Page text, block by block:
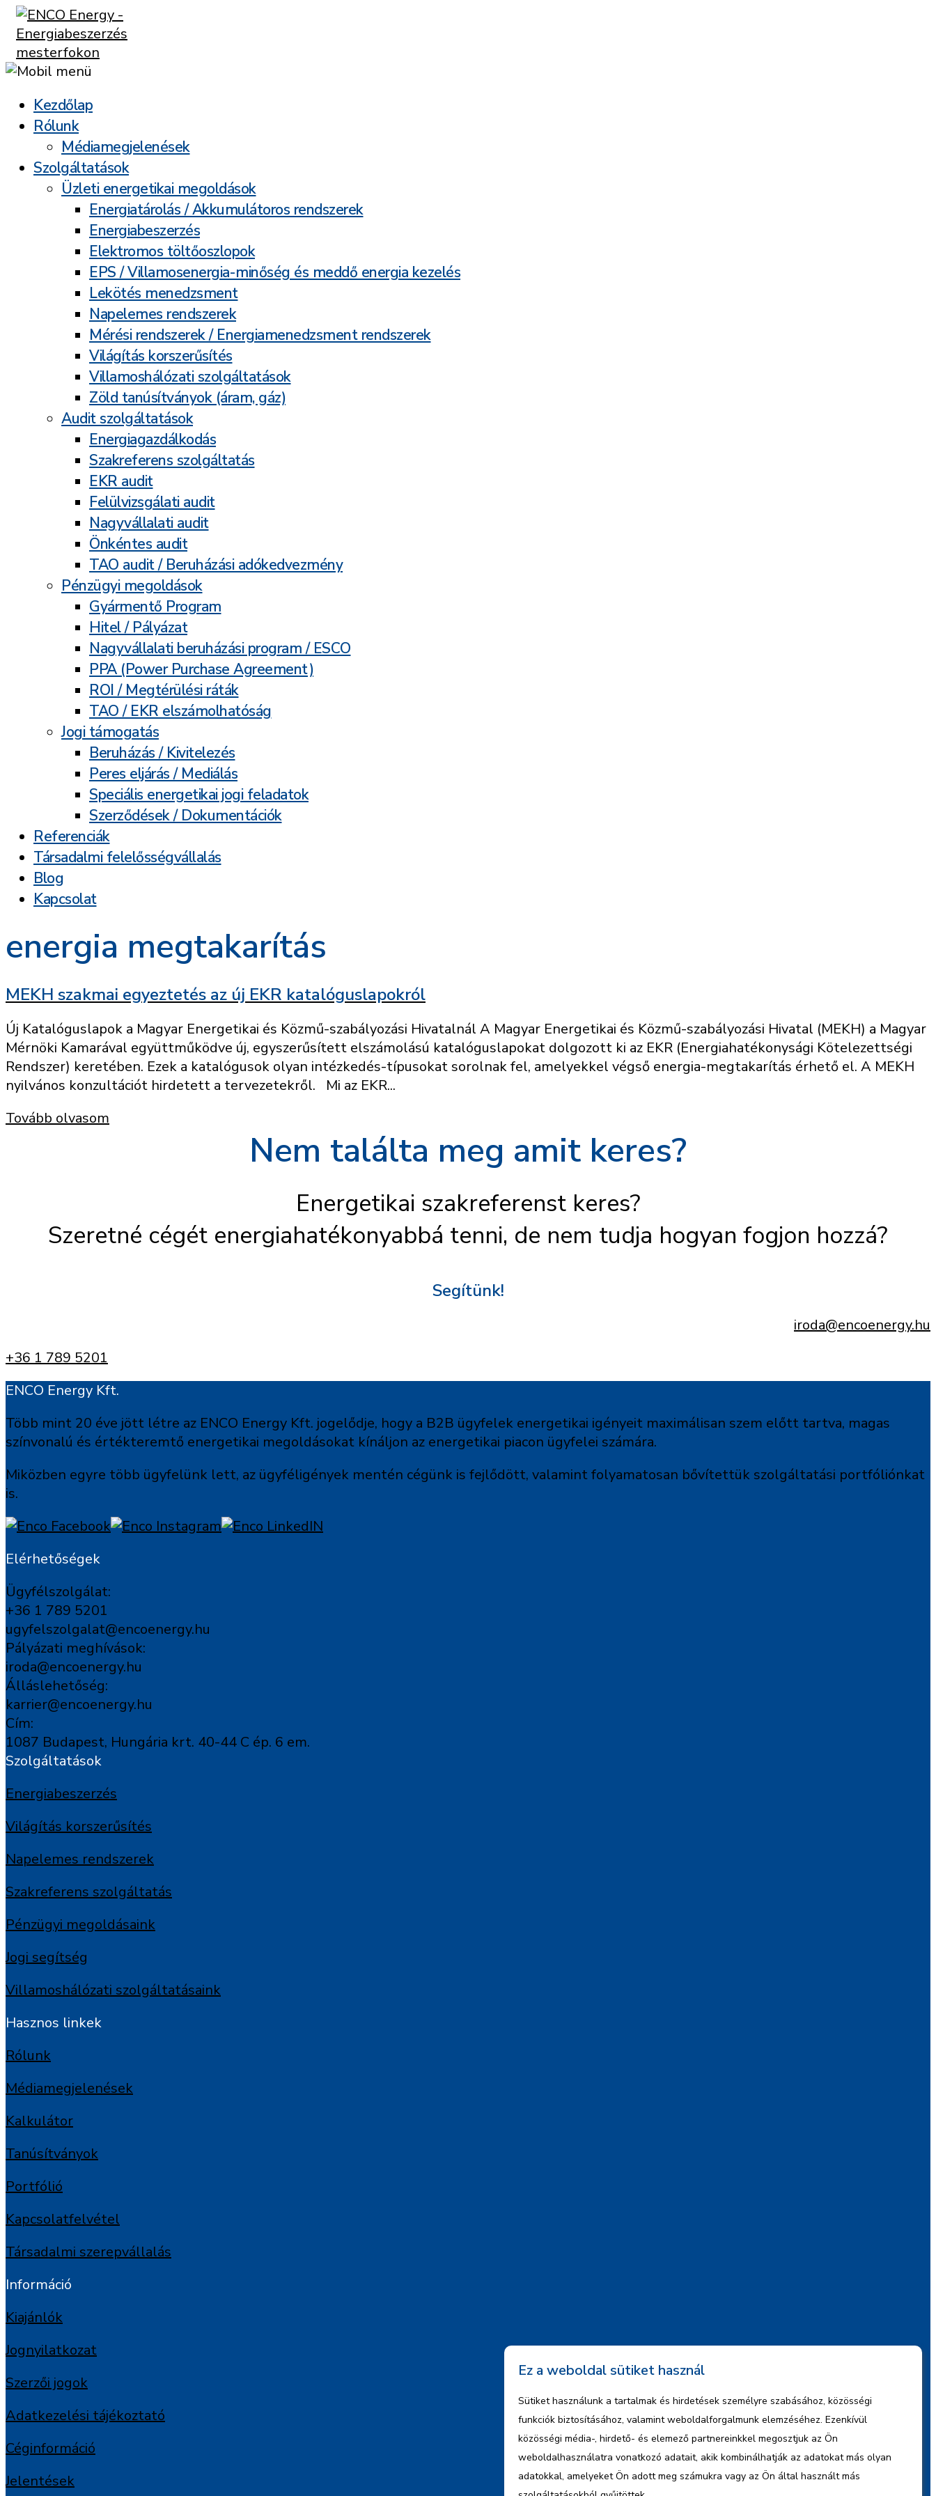
Kezdőlap
Rólunk
Médiamegjelenések
Szolgáltatások
Üzleti energetikai megoldások
Energiatárolás / Akkumulátoros rendszerek
Energiabeszerzés
Elektromos töltőoszlopok
EPS / Villamosenergia-minőség és meddő energia kezelés
Lekötés menedzsment
Napelemes rendszerek
Mérési rendszerek / Energiamenedzsment rendszerek
Világítás korszerűsítés
Villamoshálózati szolgáltatások
Zöld tanúsítványok (áram, gáz)
Audit szolgáltatások
Energiagazdálkodás
Szakreferens szolgáltatás
EKR audit
Felülvizsgálati audit
Nagyvállalati audit
Önkéntes audit
TAO audit / Beruházási adókedvezmény
Pénzügyi megoldások
Gyármentő Program
Hitel / Pályázat
Nagyvállalati beruházási program / ESCO
PPA (Power Purchase Agreement)
ROI / Megtérülési ráták
TAO / EKR elszámolhatóság
Jogi támogatás
Beruházás / Kivitelezés
Peres eljárás / Mediálás
Speciális energetikai jogi feladatok
Szerződések / Dokumentációk
Referenciák
Társadalmi felelősségvállalás
Blog
Kapcsolat
energia megtakarítás
MEKH szakmai egyeztetés az új EKR katalóguslapokról
Új Katalóguslapok a Magyar Energetikai és Közmű-szabályozási Hivatalnál A Magyar Energetikai és Közmű-szabályozási Hivatal (MEKH) a Magyar
Mérnöki Kamarával együttműködve új, egyszerűsített elszámolású katalóguslapokat dolgozott ki az EKR (Energiahatékonysági Kötelezettségi
Rendszer) keretében. Ezek a katalógusok olyan intézkedés-típusokat sorolnak fel, amelyekkel végső energia-megtakarítás érhető el. A MEKH
nyilvános konzultációt hirdetett a tervezetekről. Mi az EKR...
Tovább olvasom
Nem találta meg amit keres?
Energetikai szakreferenst keres?
Szeretné cégét energiahatékonyabbá tenni, de nem tudja hogyan fogjon hozzá?
Segítünk!
iroda@encoenergy.hu
+36 1 789 5201
ENCO Energy Kft.
Több mint 20 éve jött létre az ENCO Energy Kft. jogelődje, hogy a B2B ügyfelek energetikai igényeit maximálisan szem előtt tartva, magas
színvonalú és értékteremtő energetikai megoldásokat kínáljon az energetikai piacon ügyfelei számára.
Miközben egyre több ügyfelünk lett, az ügyféligények mentén cégünk is fejlődött, valamint folyamatosan bővítettük szolgáltatási portfóliónkat
is.
Elérhetőségek
Ügyfélszolgálat:
+36 1 789 5201
ugyfelszolgalat@encoenergy.hu
Pályázati meghívások:
iroda@encoenergy.hu
Álláslehetőség:
karrier@encoenergy.hu
Cím:
1087 Budapest, Hungária krt. 40-44 C ép. 6 em.
Szolgáltatások
Energiabeszerzés
Világítás korszerűsítés
Napelemes rendszerek
Szakreferens szolgáltatás
Pénzügyi megoldásaink
Jogi segítség
Villamoshálózati szolgáltatásaink
Hasznos linkek
Rólunk
Médiamegjelenések
Kalkulátor
Tanúsítványok
Portfólió
Kapcsolatfelvétel
Társadalmi szerepvállalás
Információ
Kiajánlók
Jognyilatkozat
Szerzői jogok
Adatkezelési tájékoztató
Céginformáció
Jelentések
Ez a weboldal sütiket használ
Sütiket használunk a tartalmak és hirdetések személyre szabásához, közösségi
funkciók biztosításához, valamint weboldalforgalmunk elemzéséhez. Ezenkívül
közösségi média-, hirdető- és elemező partnereinkkel megosztjuk az Ön
weboldalhasználatra vonatkozó adatait, akik kombinálhatják az adatokat más olyan
adatokkal, amelyeket Ön adott meg számukra vagy az Ön által használt más